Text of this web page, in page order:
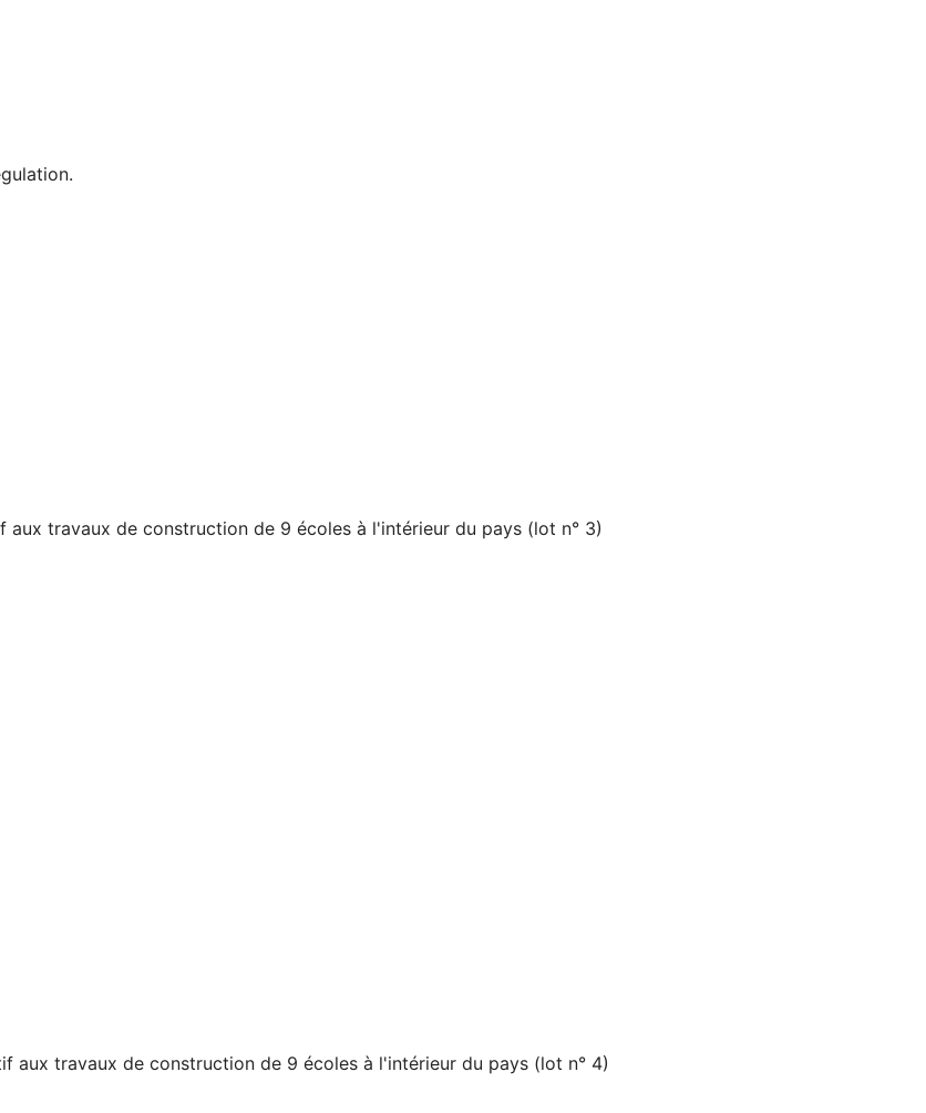
aux travaux de construction de 9 écoles à l'intérieur du pays (lot n° 3)
aux travaux de construction de 9 écoles à l'intérieur du pays (lot n° 4)